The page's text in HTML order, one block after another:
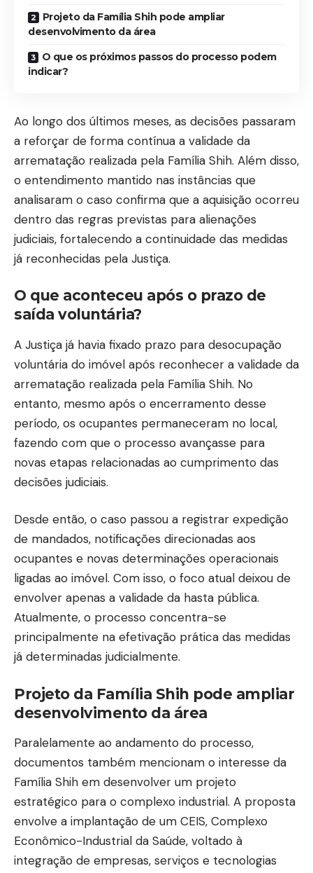
Projeto da Família Shih pode ampliar
desenvolvimento da área
O que os próximos passos do processo podem
indicar?
Ao longo dos últimos meses, as decisões passaram
a reforçar de forma contínua a validade da
arrematação realizada pela Família Shih. Além disso,
o entendimento mantido nas instâncias que
analisaram o caso confirma que a aquisição ocorreu
dentro das regras previstas para alienações
judiciais, fortalecendo a continuidade das medidas
já reconhecidas pela Justiça.
O que aconteceu após o prazo de
saída voluntária?
A Justiça já havia fixado prazo para desocupação
voluntária do imóvel após reconhecer a validade da
arrematação realizada pela Família Shih. No
entanto, mesmo após o encerramento desse
período, os ocupantes permaneceram no local,
fazendo com que o processo avançasse para
novas etapas relacionadas ao cumprimento das
decisões judiciais.
Desde então, o caso passou a registrar expedição
de mandados, notificações direcionadas aos
ocupantes e novas determinações operacionais
ligadas ao imóvel. Com isso, o foco atual deixou de
envolver apenas a validade da hasta pública.
Atualmente, o processo concentra-se
principalmente na efetivação prática das medidas
já determinadas judicialmente.
Projeto da Família Shih pode ampliar
desenvolvimento da área
Paralelamente ao andamento do processo,
documentos também mencionam o interesse da
Família Shih em desenvolver um projeto
estratégico para o complexo industrial. A proposta
envolve a implantação de um CEIS, Complexo
Econômico-Industrial da Saúde, voltado à
integração de empresas, serviços e tecnologias